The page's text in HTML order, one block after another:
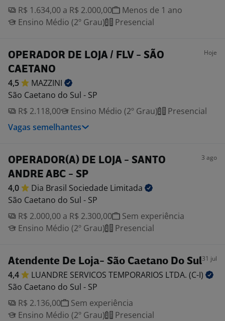
R$ 1.634,00 a R$ 2.000,00
Menos de 1 ano
Ensino Médio (2º Grau)
Presencial
OPERADOR DE LOJA / FLV - SÃO
CAETANO
Hoje
4,5
MAZZINI
São Caetano do Sul - SP
R$ 2.118,00
Ensino Médio (2º Grau)
Presencial
Vagas semelhantes
OPERADOR(A) DE LOJA - SANTO
ANDRE ABC - SP
3 ago
4,0 Dia Brasil Sociedade Limitada
São Caetano do Sul - SP
R$ 2.000,00 a R$ 2.300,00
Sem experiência
Ensino Médio (2º Grau)
Presencial
Atendente De Loja- São Caetano Do Sul31 jul
4,4 LUANDRE SERVICOS TEMPORARIOS LTDA. (C-I)
São Caetano do Sul - SP
R$ 2.136,00
Sem experiência
Ensino Médio (2º Grau)
Presencial